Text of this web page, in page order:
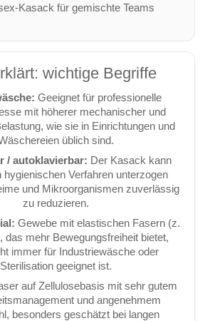
Kasack für gemischte Teams
wichtige Begriffe
Geeignet für professionelle
mit höherer mechanischer und
wie sie in Einrichtungen und
üblich sind.
/ autoklavierbar: Der Kasack kann
hygienischen Verfahren unterzogen
und Mikroorganismen zuverlässig
zu reduzieren.
Gewebe mit elastischen Fasern (z.
das mehr Bewegungsfreiheit bietet,
immer für Industriewäsche oder
Sterilisation geeignet ist.
auf Zellulosebasis mit sehr gutem
und angenehmem
besonders geschätzt bei langen